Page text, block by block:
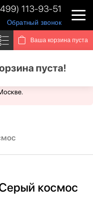
113-93-51
Обратный звонок
Ваша корзина пуста
пуста!
Для Вас доступен
космос